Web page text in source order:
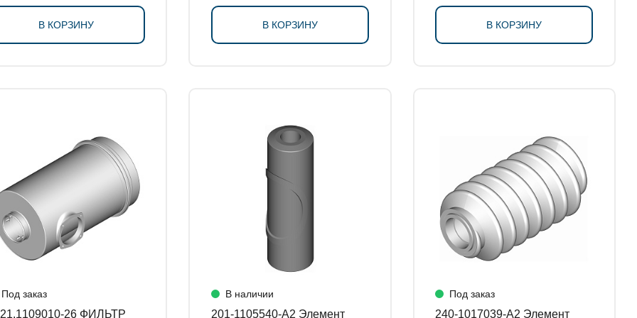
В КОРЗИНУ В КОРЗИНУ В КОРЗИНУ
Под заказ
26 ФИЛЬТР
В наличии
201-1105540-А2 Элемент
Под заказ
240-1017039-А2 Элемент